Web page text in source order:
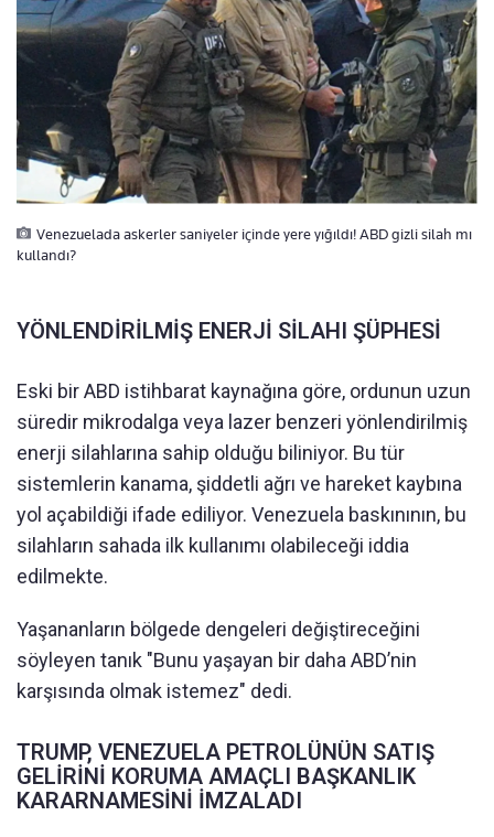
Venezuelada askerler saniyeler içinde yere yığıldı! ABD gizli silah mı
kullandı?
YÖNLENDİRİLMİŞ ENERJİ SİLAHI ŞÜPHESİ
Eski bir ABD istihbarat kaynağına göre, ordunun uzun
süredir mikrodalga veya lazer benzeri yönlendirilmiş
enerji silahlarına sahip olduğu biliniyor. Bu tür
sistemlerin kanama, şiddetli ağrı ve hareket kaybına
yol açabildiği ifade ediliyor. Venezuela baskınının, bu
silahların sahada ilk kullanımı olabileceği iddia
edilmekte.
Yaşananların bölgede dengeleri değiştireceğini
söyleyen tanık "Bunu yaşayan bir daha ABD’nin
karşısında olmak istemez" dedi.
TRUMP, VENEZUELA PETROLÜNÜN SATIŞ
GELİRİNİ KORUMA AMAÇLI BAŞKANLIK
KARARNAMESİNİ İMZALADI